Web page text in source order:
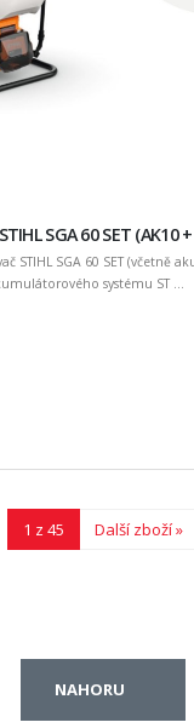
SGA 60 SET (AK10 +
STIHL SGA 60 SET (včetně
systému ST ...
1 z 45 Další zboží »
NAHORU